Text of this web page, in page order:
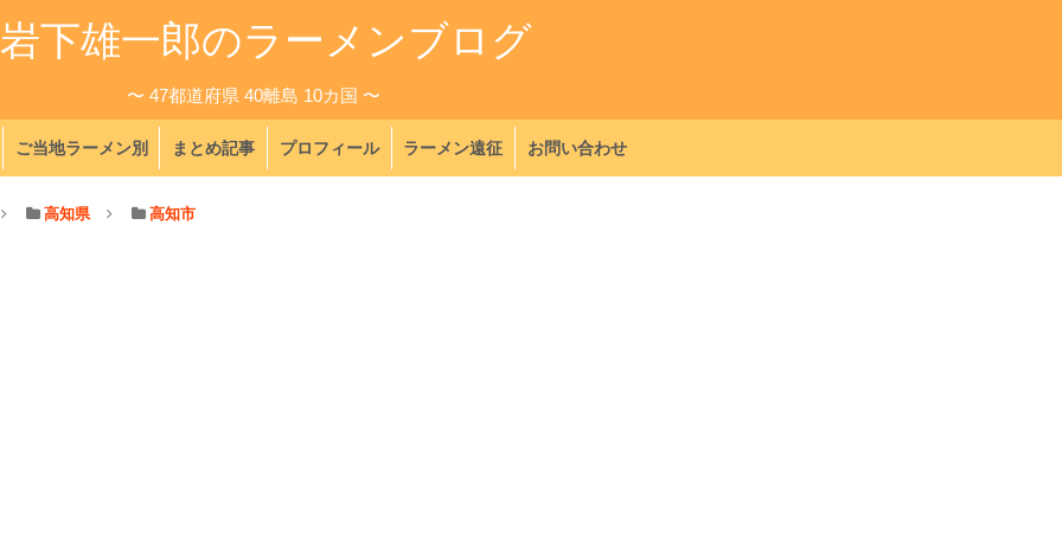
岩下雄一郎のラーメンブログ
〜 47都道府県 40離島 10カ国 〜
ご当地ラーメン別 まとめ記事 プロフィール ラーメン遠征 お問い合わせ
高知県 高知市